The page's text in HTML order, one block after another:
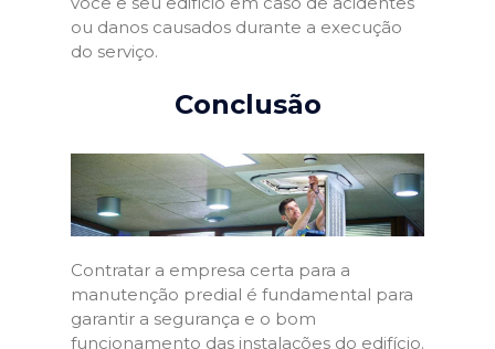
ou danos causados durante a execução
do serviço.
Conclusão
Contratar a empresa certa para a
manutenção predial é fundamental para
garantir a segurança e o bom
funcionamento das instalações do edifício.